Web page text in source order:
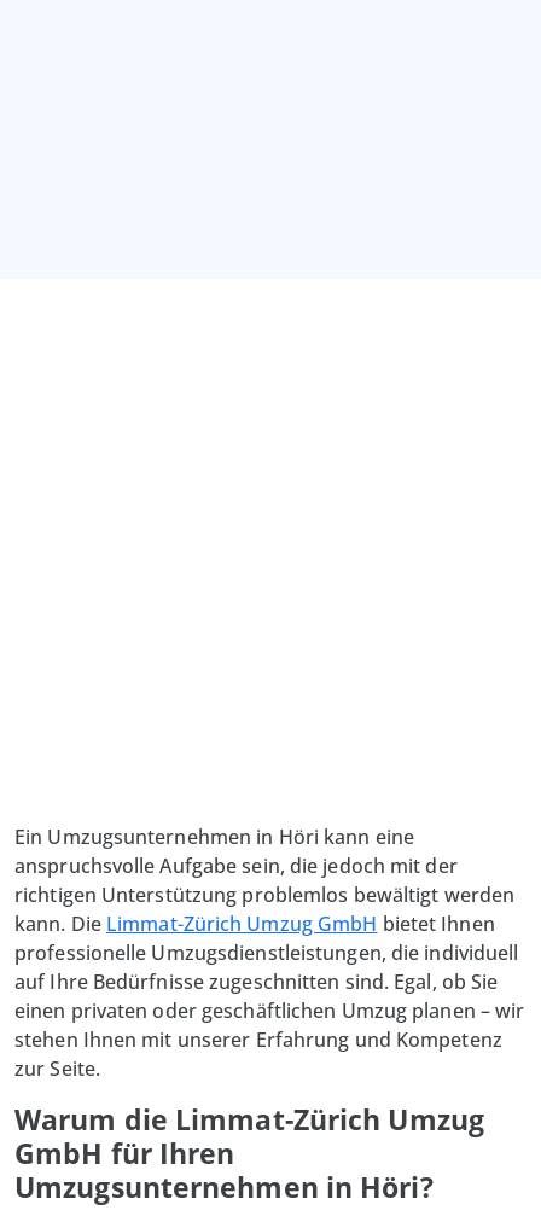
Ein Umzugsunternehmen in Höri kann eine
anspruchsvolle Aufgabe sein, die jedoch mit der
richtigen Unterstützung problemlos bewältigt werden
kann. Die Limmat-Zürich Umzug GmbH bietet Ihnen
professionelle Umzugsdienstleistungen, die individuell
auf Ihre Bedürfnisse zugeschnitten sind. Egal, ob Sie
einen privaten oder geschäftlichen Umzug planen – wir
stehen Ihnen mit unserer Erfahrung und Kompetenz
zur Seite.
Warum die Limmat-Zürich Umzug
GmbH für Ihren
Umzugsunternehmen in Höri?